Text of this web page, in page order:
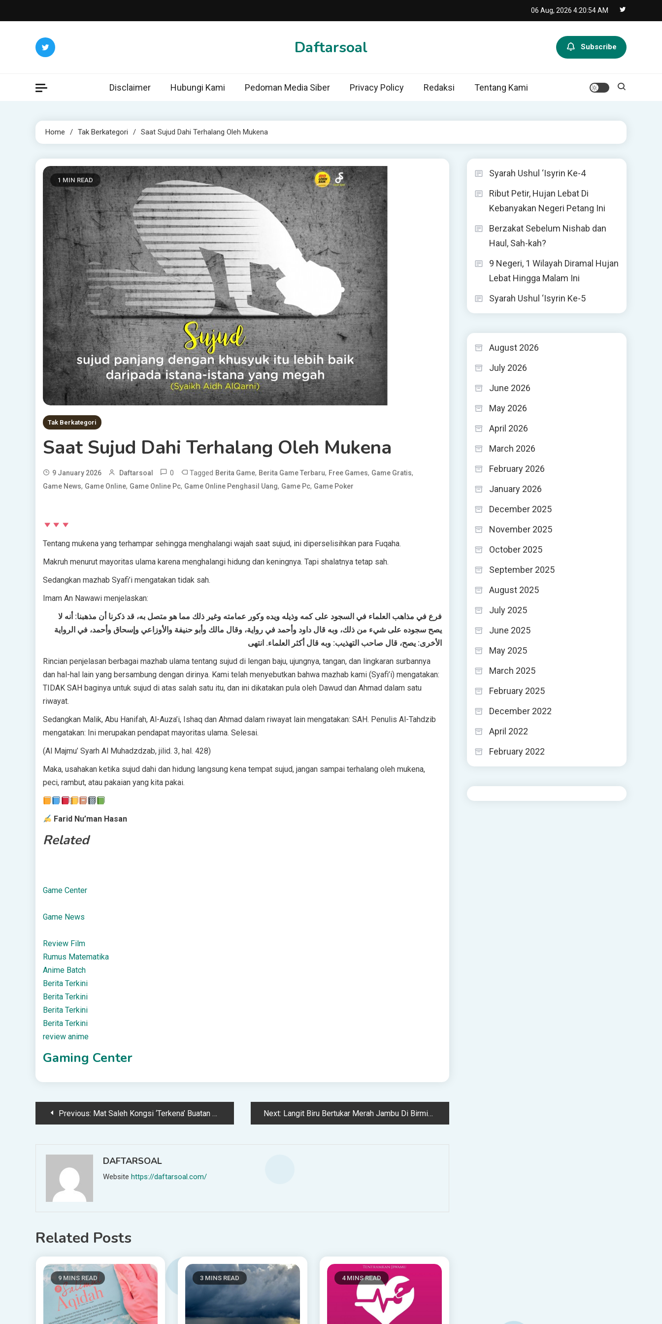
to
06 Aug, 2026 4:20:55 AM
Daftarsoal Subscribe
Disclaimer Hubungi Kami Pedoman Media Siber Privacy Policy Redaksi Tentang Kami
Home Tak Berkategori Saat Sujud Dahi Terhalang Oleh Mukena
1 MIN READ
Tak Berkategori
Saat Sujud Dahi Terhalang Oleh Mukena
9 January 2026 Daftarsoal 0 Tagged Berita Game, Berita Game Terbaru, Free Games, Game Gratis,
Game News, Game Online, Game Online Pc, Game Online Penghasil Uang, Game Pc, Game Poker
Tentang mukena yang terhampar sehingga menghalangi wajah saat sujud, ini diperselisihkan para Fuqaha.
Makruh menurut mayoritas ulama karena menghalangi hidung dan keningnya. Tapi shalatnya tetap sah.
Sedangkan mazhab Syafi’i mengatakan tidak sah.
Imam An Nawawi menjelaskan:
فرع في مذاهب العلماء في السجود على كمه وذيله ويده وكور عمامته وغير ذلك مما هو متصل به، قد ذكرنا أن مذهبنا: أنه لا
يصح سجوده على شيء من ذلك، وبه قال داود وأحمد في رواية، وقال مالك وأبو حنيفة والأوزاعي وإسحاق وأحمد، في الرواية
الأخرى: يصح، قال صاحب التهذيب: وبه قال أكثر العلماء. انتهى
Rincian penjelasan berbagai mazhab ulama tentang sujud di lengan baju, ujungnya, tangan, dan lingkaran surbannya
dan hal-hal lain yang bersambung dengan dirinya. Kami telah menyebutkan bahwa mazhab kami (Syafi’i) mengatakan:
TIDAK SAH baginya untuk sujud di atas salah satu itu, dan ini dikatakan pula oleh Dawud dan Ahmad dalam satu
riwayat.
Sedangkan Malik, Abu Hanifah, Al-Auza’i, Ishaq dan Ahmad dalam riwayat lain mengatakan: SAH. Penulis Al-Tahdzib
mengatakan: Ini merupakan pendapat mayoritas ulama. Selesai.
(Al Majmu’ Syarh Al Muhadzdzab, jilid. 3, hal. 428)
Maka, usahakan ketika sujud dahi dan hidung langsung kena tempat sujud, jangan sampai terhalang oleh mukena,
peci, rambut, atau pakaian yang kita pakai.
Farid Nu’man Hasan
Related
Game Center
Game News
Review Film
Rumus Matematika
Anime Batch
Berita Terkini
Berita Terkini
Berita Terkini
Berita Terkini
review anime
Gaming Center
PostPrevious: Mat Saleh Kongsi ‘Terkena’ Buatan Malaysia Next: Langit Biru Bertukar Merah Jambu Di Birmingham
DAFTARSOAL
Website https://daftarsoal.com/
Related Posts
9 MINS READ 3 MINS READ 4 MINS READ
Syarah Ushul ‘Isyrin Ke-4
Ribut Petir, Hujan Lebat Di
Kebanyakan Negeri Petang Ini
Berzakat Sebelum Nishab dan
Haul, Sah-kah?
9 Negeri, 1 Wilayah Diramal Hujan
Lebat Hingga Malam Ini
Syarah Ushul ‘Isyrin Ke-5
August 2026
July 2026
June 2026
May 2026
April 2026
March 2026
February 2026
January 2026
December 2025
November 2025
October 2025
September 2025
August 2025
July 2025
June 2025
May 2025
March 2025
February 2025
December 2022
April 2022
February 2022